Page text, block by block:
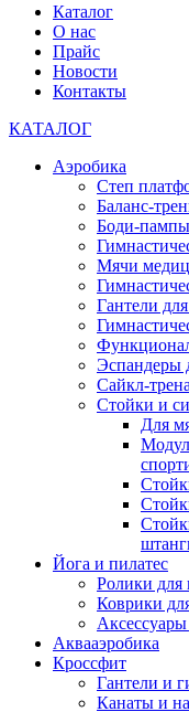
Каталог
О нас
Прайс
Новости
Контакты
КАТАЛОГ
Аэробика
Степ
Баланс-
Боди-
Мячи
Гантели
Эспандеры
Сайкл-
Стойки и
Для
Йога и пилатес
Ролики для
Коврики
Аквааэробика
Кроссфит
Гантели и
Канаты и